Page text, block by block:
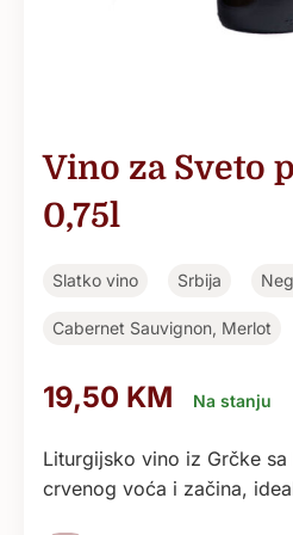
Vino za Sveto
0,75l
Slatko vino Srbija
Cabernet Sauvignon, Merlot
19,50 KM Na stanju
Liturgijsko vino iz Grčke
crvenog voća i začina,